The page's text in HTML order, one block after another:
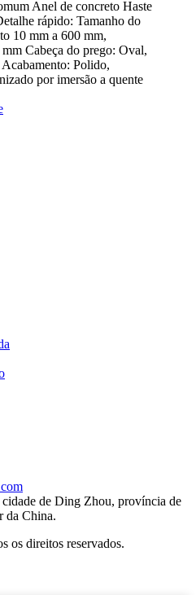
Anel de concreto Haste
rápido: Tamanho do
10 mm a 600 mm,
Cabeça do prego: Oval,
Polido,
por imersão a quente
de Ding Zhou, província de
da China.
os direitos reservados.